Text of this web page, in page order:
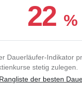
22 %
Dauerläufer-Indikator
stetig zulegen.
Rangliste der besten